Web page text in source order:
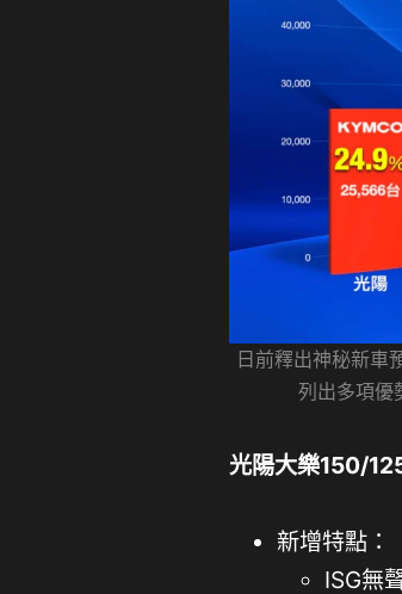
日前釋出神秘新車
列出多項優
光陽大樂150/
新增特點：
ISG無